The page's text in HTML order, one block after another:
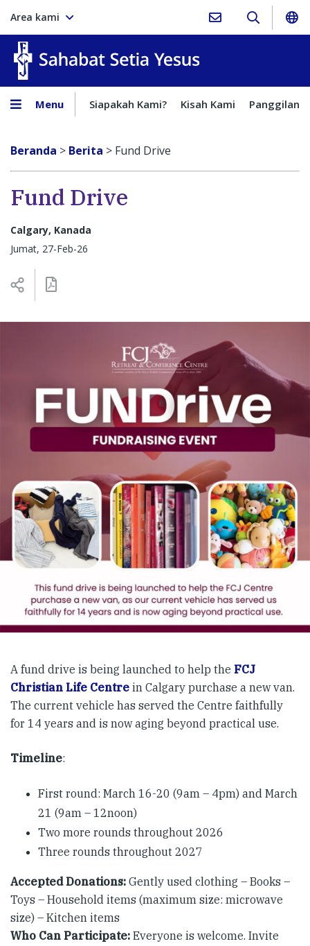
Area kami
Menu Siapakah Kami? Kisah Kami Panggilan
Beranda > Berita > Fund Drive
Fund Drive
Calgary, Kanada
Jumat, 27-Feb-26
A fund drive is being launched to help the FCJ
Christian Life Centre in Calgary purchase a new van.
The current vehicle has served the Centre faithfully
for 14 years and is now aging beyond practical use.
Timeline:
First round: March 16-20 (9am – 4pm​) and March
21 (9am – 12noon)​​
Two more rounds throughout 2026
Three rounds throughout 2027
Accepted Donations: Gently used clothing – Books –
Toys – Household items (maximum size: microwave
size) – Kitchen items
​Who Can Participate: Everyone is welcome. Invite